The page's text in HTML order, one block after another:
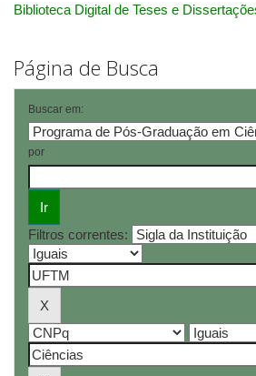
Biblioteca Digital de Teses e
Página de Busca
Buscar em:
por
Filtros correntes: